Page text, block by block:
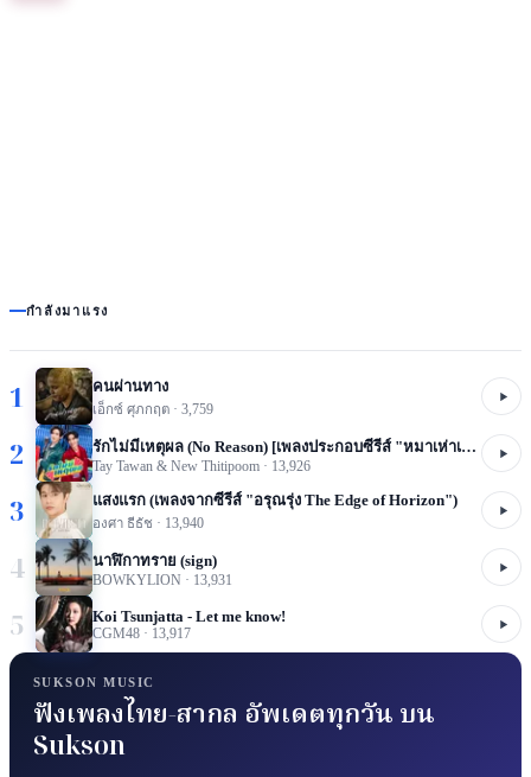
กำลังมาแรง
1 คนผ่านทาง
เอ็กซ์ ศุภกฤต · 3,759
2 รักไม่มีเหตุผล (No Reason) [เพลงประกอบซีรีส์ "หมาเห่าเครื่องบิน A Dog And A Plane"]
Tay Tawan & New Thitipoom · 13,926
3 แสงแรก (เพลงจากซีรีส์ "อรุณรุ่ง The Edge of Horizon")
องศา ธีธัช · 13,940
4 นาฬิกาทราย (sign)
BOWKYLION · 13,931
5 Koi Tsunjatta - Let me know!
CGM48 · 13,917
SUKSON MUSIC
ฟังเพลงไทย-สากล อัพเดตทุกวัน บน
Sukson